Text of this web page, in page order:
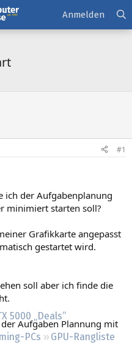
5000 „Deals“
PCs
GPU-Rangliste
Anmelden
#1
ich der Aufgabenplanung
minimiert starten soll?
Grafikkarte angepasst
gestartet wird.
soll aber ich finde die
Aufgaben Plannung mit